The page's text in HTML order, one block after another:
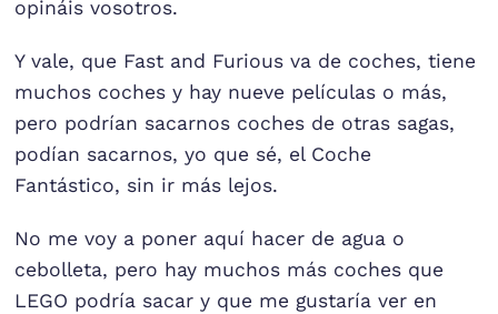
opináis vosotros.
Y vale, que Fast and Furious va de coches, tiene
muchos coches y hay nueve películas o más,
pero podrían sacarnos coches de otras sagas,
podían sacarnos, yo que sé, el Coche
Fantástico, sin ir más lejos.
No me voy a poner aquí hacer de agua o
cebolleta, pero hay muchos más coches que
LEGO podría sacar y que me gustaría ver en